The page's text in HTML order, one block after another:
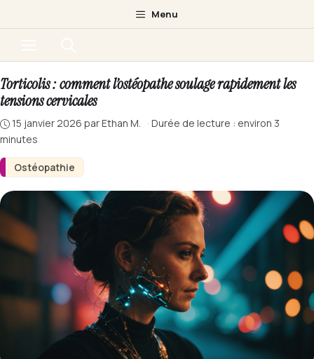
au
Menu
Ostéopathie
Torticolis : comment l’ostéopathe soulage rapidement les
tensions cervicales
15 janvier 2026 parEthan M. · Durée de lecture : environ 3
minutes